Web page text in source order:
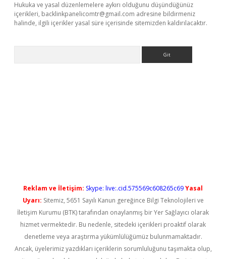
Hukuka ve yasal düzenlemelere aykırı olduğunu düşündüğünüz
içerikleri, backlinkpanelicomtr@gmail.com adresine bildirmeniz
halinde, ilgili içerikler yasal süre içerisinde sitemizden kaldırılacaktır.
Reklam ve İletişim: Skype: live:.cid.575569c608265c69Yasal
Uyarı: Sitemiz, 5651 Sayılı Kanun gereğince Bilgi Teknolojileri ve
İletişim Kurumu (BTK) tarafından onaylanmış bir Yer Sağlayıcı olarak
hizmet vermektedir. Bu nedenle, sitedeki içerikleri proaktif olarak
denetleme veya araştırma yükümlülüğümüz bulunmamaktadır.
Ancak, üyelerimiz yazdıkları içeriklerin sorumluluğunu taşımakta olup,